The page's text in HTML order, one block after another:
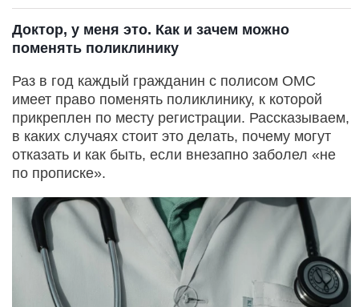
Доктор, у меня это. Как и зачем можно
поменять поликлинику
Раз в год каждый гражданин с полисом ОМС
имеет право поменять поликлинику, к которой
прикреплен по месту регистрации. Рассказываем,
в каких случаях стоит это делать, почему могут
отказать и как быть, если внезапно заболел «не
по прописке».